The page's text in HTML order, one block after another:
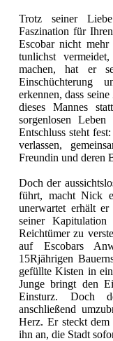
Trotz seiner
Faszination für
Escobar nicht
tunlichst
machen, hat er
Einschüchterung
erkennen, dass
dieses Mannes
sorgenlosen
Entschluss steht
verlassen,
Freundin und deren
Doch der
führt, macht Nick
unerwartet erhält
seiner
Reichtümer zu
auf Escobars
15Rjährigen
gefüllte Kisten in
Junge bringt den
Einsturz. Doch
anschließend
Herz. Er steckt
ihn an, die Stadt